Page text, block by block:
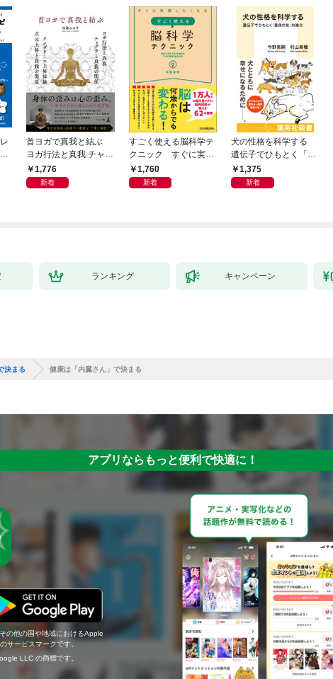
首ヨガで真我と結ぶ
ヨガ行法と真我 チャク
ラと真我の関係 クンダ
リーニ上昇体験 次元上
1,776
新着
すごく使える脳科学テ
クニック すぐに実践
したくなる
1,760
新着
犬の性格を科学する
遺伝子でひもとく「最
良の友」の進化
1,375
新着
ランキング キャンペーン
決まる 健康は「内臓さん」で決まる
アプリならもっと便利で快適に！
の他の国や地域におけるApple
サービスマークです。
LLC の商標です。